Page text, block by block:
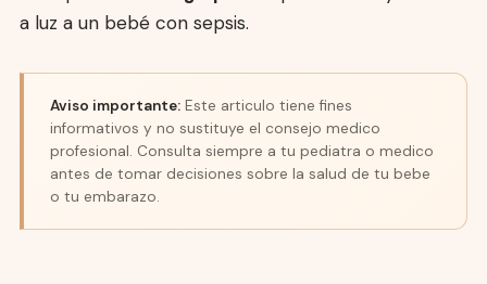
a luz a un bebé con sepsis.
Aviso importante:Este articulo tiene fines
informativos y no sustituye el consejo medico
profesional. Consulta siempre a tu pediatra o medico
antes de tomar decisiones sobre la salud de tu bebe
o tu embarazo.